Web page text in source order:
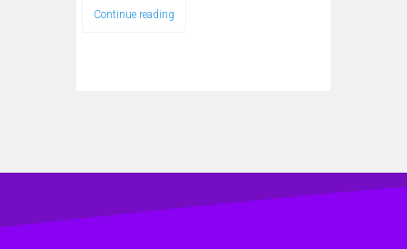
Continue reading